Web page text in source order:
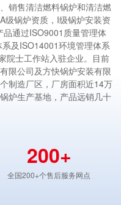
销售清洁燃料锅炉和清洁燃
级锅炉资质，I级锅炉安装资
通过ISO9001质量管理体
及ISO14001环境管理体系
院士工作站入驻企业。目前
限公司及方快锅炉安装有限
制造厂区，厂房面积近14万
炉生产基地，产品远销几十
200+
全国200+个售后服务网点